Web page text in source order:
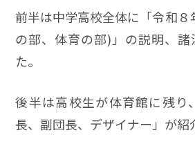
前半は中学高校全体に「令和
の部、体育の部)」の説明、諸
た。
後半は高校生が体育館に残り
長、副団長、デザイナー」が紹